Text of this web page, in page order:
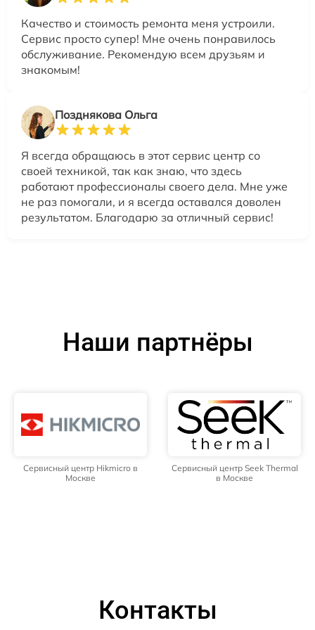
Качество и стоимость ремонта меня устроили.
Сервис просто супер! Мне очень понравилось
обслуживание. Рекомендую всем друзьям и
знакомым!
Позднякова Ольга
Я всегда обращаюсь в этот сервис центр со
своей техникой, так как знаю, что здесь
работают профессионалы своего дела. Мне уже
не раз помогали, и я всегда оставался доволен
результатом. Благодарю за отличный сервис!
Наши партнёры
Сервисный центр Hikmicro в
Москве
Сервисный центр Seek Thermal
в Москве
Контакты